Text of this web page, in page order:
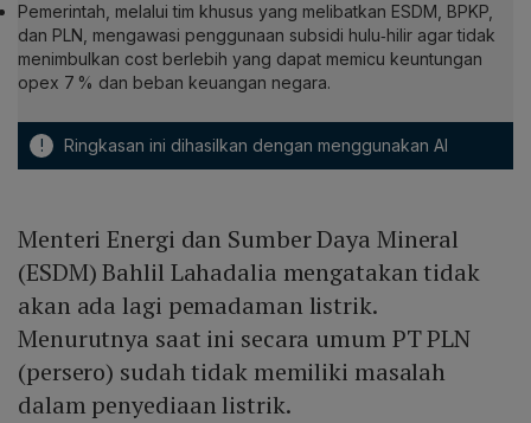
Pemerintah, melalui tim khusus yang melibatkan ESDM, BPKP,
dan PLN, mengawasi penggunaan subsidi hulu‑hilir agar tidak
menimbulkan cost berlebih yang dapat memicu keuntungan
opex 7 % dan beban keuangan negara.
! Ringkasan ini dihasilkan dengan menggunakan AI
Menteri Energi dan Sumber Daya Mineral
(ESDM) Bahlil Lahadalia mengatakan tidak
akan ada lagi pemadaman listrik.
Menurutnya saat ini secara umum PT PLN
(persero) sudah tidak memiliki masalah
dalam penyediaan listrik.